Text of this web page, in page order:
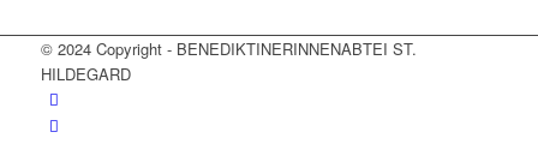
© 2024 Copyright - BENEDIKTINERINNENABTEI ST.
HILDEGARD